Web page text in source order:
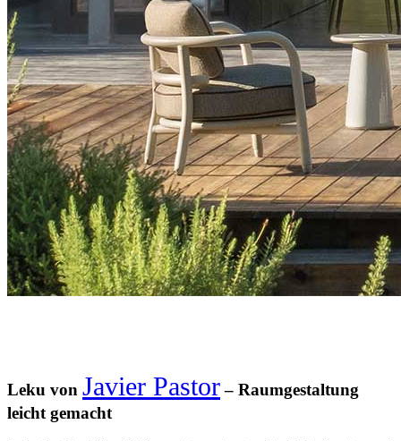
Leku von Javier Pastor– Raumgestaltung
leicht gemacht